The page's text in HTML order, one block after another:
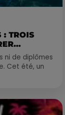
: TROIS
ni de diplômes
Cet été, un